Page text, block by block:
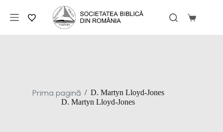
conținut
Coș
Prima pagină / D. Martyn Lloyd-Jones
D. Martyn Lloyd-Jones